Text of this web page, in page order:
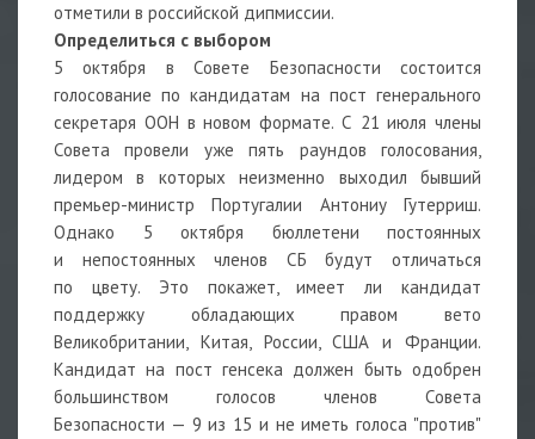
отметили в российской дипмиссии.
Определиться с выбором
5 октября в Совете Безопасности состоится
голосование по кандидатам на пост генерального
секретаря ООН в новом формате. С 21 июля члены
Совета провели уже пять раундов голосования,
лидером в которых неизменно выходил бывший
премьер-министр Португалии Антониу Гутерриш.
Однако 5 октября бюллетени постоянных
и непостоянных членов СБ будут отличаться
по цвету. Это покажет, имеет ли кандидат
поддержку обладающих правом вето
Великобритании, Китая, России, США и Франции.
Кандидат на пост генсека должен быть одобрен
большинством голосов членов Совета
Безопасности — 9 из 15 и не иметь голоса "против"